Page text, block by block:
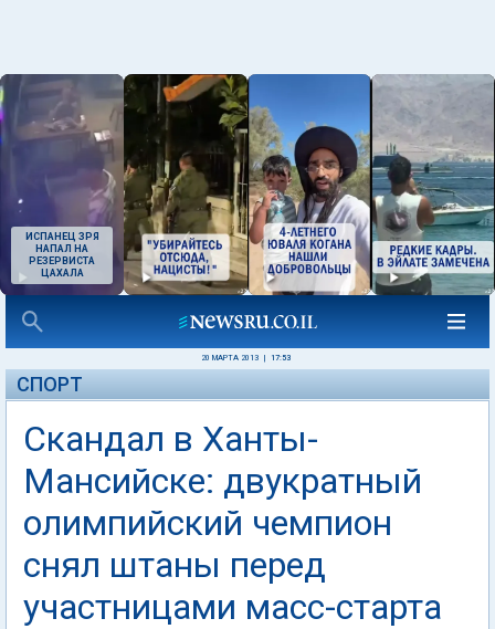
ИСПАНЕЦ ЗРЯ
НАПАЛ НА
РЕЗЕРВИСТА
ЦАХАЛА
20 МАРТА 2013 17:53
СПОРТ
Скандал в Ханты-
Мансийске: двукратный
олимпийский чемпион
снял штаны перед
участницами масс-старта